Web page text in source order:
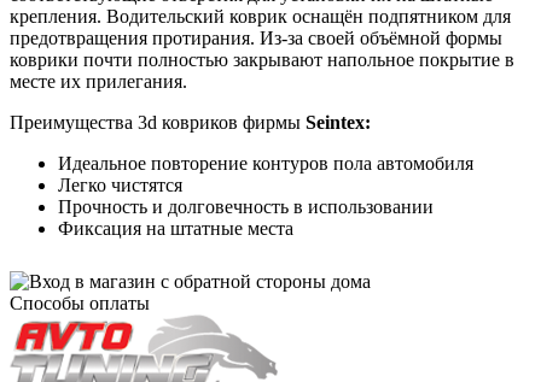
крепления. Водительский коврик оснащён подпятником для
предотвращения протирания. Из-за своей объёмной формы
коврики почти полностью закрывают напольное покрытие в
месте их прилегания.
Преимущества 3d ковриков фирмы Seintex:
Идеальное повторение контуров пола автомобиля
Легко чистятся
Прочность и долговечность в использовании
Фиксация на штатные места
Способы оплаты